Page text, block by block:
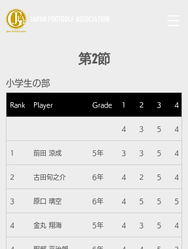
第2節
小学生の部
Rank Player Grade 1 2 3 4
4 3 5 4
1 前田 涼成 5年 3 3 5 4
2 古田旬之介 6年 4 2 5 4
3 原口 璃空 6年 4 5 5 5
4 金丸 翔海 5年 4 3 5 4